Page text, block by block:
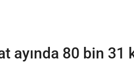
ayında 80 bin 31